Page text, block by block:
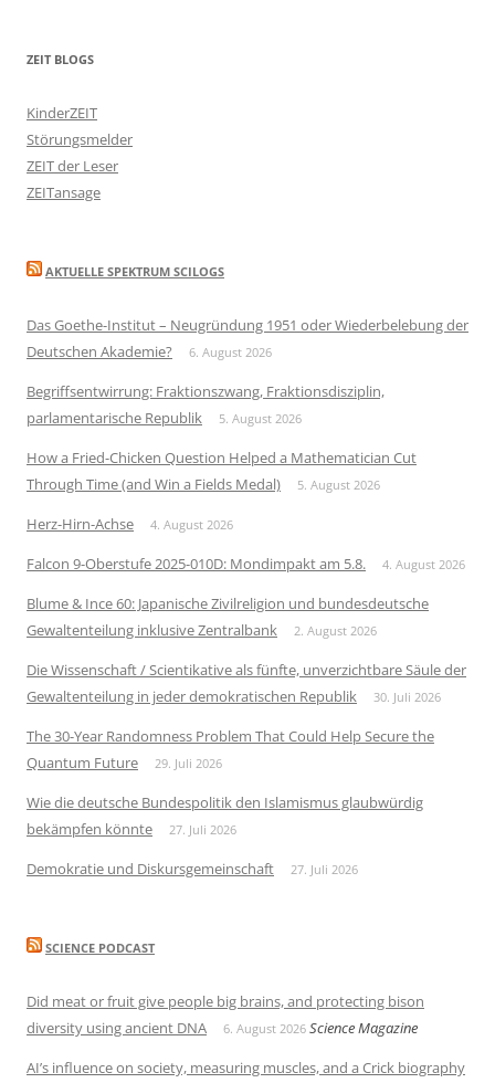
ZEIT BLOGS
KinderZEIT
Störungsmelder
ZEIT der Leser
ZEITansage
AKTUELLE SPEKTRUM SCILOGS
Das Goethe-Institut – Neugründung 1951 oder Wiederbelebung der
Deutschen Akademie?
6. August 2026
Begriffsentwirrung: Fraktionszwang, Fraktionsdisziplin,
parlamentarische Republik
5. August 2026
How a Fried-Chicken Question Helped a Mathematician Cut
Through Time (and Win a Fields Medal)
5. August 2026
Herz-Hirn-Achse 4. August 2026
Falcon 9-Oberstufe 2025-010D: Mondimpakt am 5.8. 4. August 2026
Blume & Ince 60: Japanische Zivilreligion und bundesdeutsche
Gewaltenteilung inklusive Zentralbank
2. August 2026
Die Wissenschaft / Scientikative als fünfte, unverzichtbare Säule der
Gewaltenteilung in jeder demokratischen Republik
30. Juli 2026
The 30-Year Randomness Problem That Could Help Secure the
Quantum Future
29. Juli 2026
Wie die deutsche Bundespolitik den Islamismus glaubwürdig
bekämpfen könnte
27. Juli 2026
Demokratie und Diskursgemeinschaft 27. Juli 2026
SCIENCE PODCAST
Did meat or fruit give people big brains, and protecting bison
diversity using ancient DNA
6. August 2026 Science Magazine
AI’s influence on society, measuring muscles, and a Crick biography